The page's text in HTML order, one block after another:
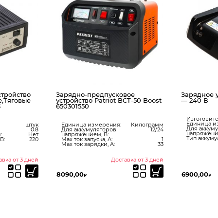
штук
0.8
Нет
220
от 3 дней
Зарядно-предпусковое
устройство Patriot BCT-50 Boost
650301550
Единица измерения: Килограмм
Для аккумуляторов
напряжением, В:
12/24
Max ток запуска, А:
1
Max ток зарядки, А: 33
Доставка от 3 дней
8090,00₽
Зарядное
— 240 В
Единица
Для
Тип
6900,00₽